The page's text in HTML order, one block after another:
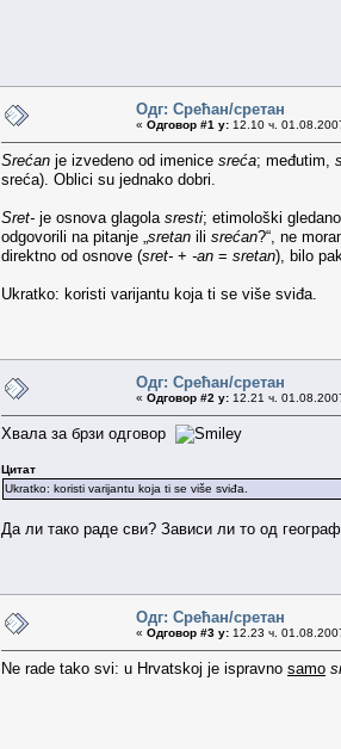
Одг: Срећан/сретан
« Одговор #1 у: 12.10 ч.
Srećan je izvedeno od imenice sreća; međutim,
sreća). Oblici su jednako dobri.
Sret- je osnova glagola sresti; etimološki
odgovorili na pitanje „ sretan ili srećan?“, ne
direktno od osnove (sret- + -an = sretan), bilo
Ukratko: koristi varijantu koja ti se više sviđa.
Одг: Срећан/сретан
« Одговор #2 у: 12.21 ч.
Хвала за брзи одговор
Цитат
Ukratko: koristi varijantu koja ti se više sviđa.
Да ли тако раде сви? Зависи ли то од
Одг: Срећан/сретан
« Одговор #3 у: 12.23 ч.
Ne rade tako svi: u Hrvatskoj je ispravno samo